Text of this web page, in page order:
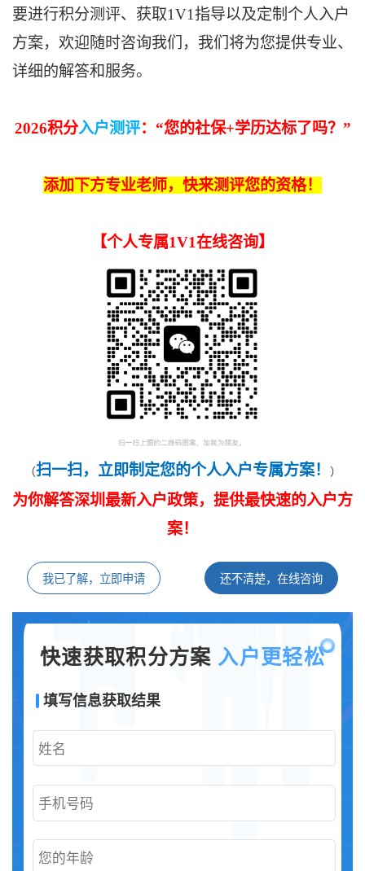
要进行积分测评、获取1V1指导以及定制个人入户
方案，欢迎随时咨询我们，我们将为您提供专业、
详细的解答和服务。
2026积分入户测评：“您的社保+学历达标了吗？ ”
添加下方专业老师，快来测评您的资格！
【个人专属1V1在线咨询】
（扫一扫，立即制定您的个人入户专属方案！ ）
为你解答深圳最新入户政策，提供最快速的入户方
案！
我已了解，立即申请 还不清楚，在线咨询
快速获取积分方案 入户更轻松
填写信息获取结果